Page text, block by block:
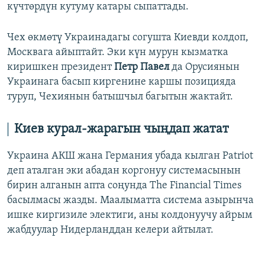
күчтөрдүн кутуму катары сыпаттады.
Чех өкмөтү Украинадагы согушта Киевди колдоп,
Москвага айыптайт. Эки күн мурун кызматка
киришкен президентПетр Павелда Орусиянын
Украинага басып киргенине каршы позицияда
туруп, Чехиянын батышчыл багытын жактайт.
Киев курал-жарагын чыңдап жатат
Украина АКШ жана Германия убада кылган Patriot
деп аталган эки абадан коргонуу системасынын
бирин алганын апта соңунда The Financial Times
басылмасы жазды. Маалыматта система азырынча
ишке киргизиле электиги, аны колдонуучу айрым
жабдуулар Нидерланддан келери айтылат.